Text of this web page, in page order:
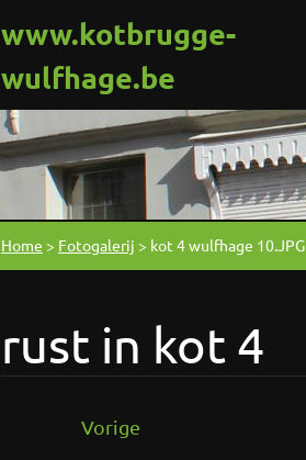
www.kotbrugge-
wulfhage.be
Home > Fotogalerij > kot 4 wulfhage 10.JPG
rust in kot 4
Vorige